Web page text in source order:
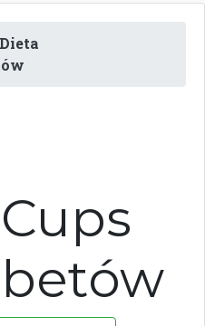
Dieta